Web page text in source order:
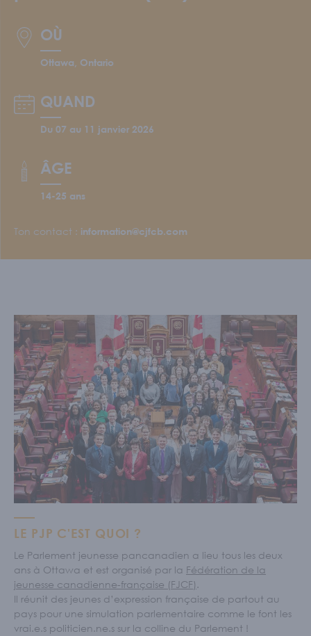
Écoles et personnel enseignant
S'IMPLIQUER
Nos membres
Programme Connecte
ACTUALITÉS
OÙ
Ottawa, Ontario
QUAND
Du 07 au 11 janvier 2026
ÂGE
14-25 ans
Ton contact : information@cjfcb.com
LE PJP C'EST QUOI ?
Le Parlement jeunesse pancanadien a lieu tous les deux
ans à Ottawa et est organisé par la Fédération de la
jeunesse canadienne-française (FJCF) .
Il réunit des jeunes d’expression française de partout au
pays pour une simulation parlementaire comme le font les
vrai.e.s politicien.ne.s sur la colline du Parlement !